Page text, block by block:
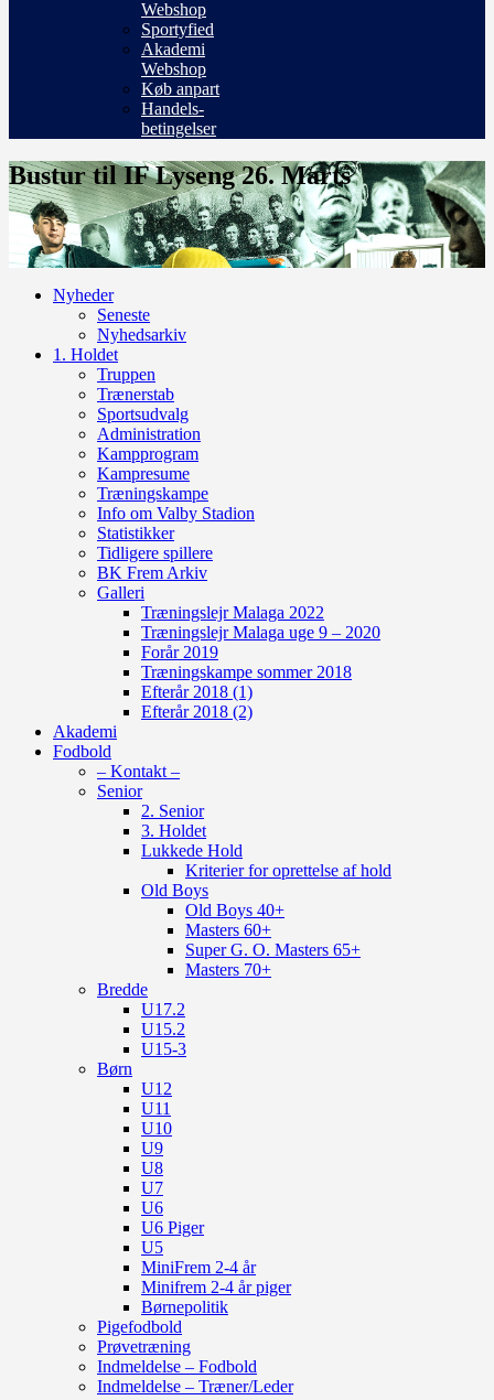
Webshop
Sportyfied
Akademi
Webshop
Køb anpart
Handels-
betingelser
Bustur til IF Lyseng 26. Marts
Nyheder
Seneste
Nyhedsarkiv
1. Holdet
Truppen
Trænerstab
Sportsudvalg
Administration
Kampprogram
Kampresume
Træningskampe
Info om Valby Stadion
Statistikker
Tidligere spillere
BK Frem Arkiv
Galleri
Træningslejr Malaga 2022
Træningslejr Malaga uge 9 – 2020
Forår 2019
Træningskampe sommer 2018
Efterår 2018 (1)
Efterår 2018 (2)
Akademi
Fodbold
– Kontakt –
Senior
2. Senior
3. Holdet
Lukkede Hold
Kriterier for oprettelse af hold
Old Boys
Old Boys 40+
Masters 60+
Super G. O. Masters 65+
Masters 70+
Bredde
U17.2
U15.2
U15-3
Børn
U12
U11
U10
U9
U8
U7
U6
U6 Piger
U5
MiniFrem 2-4 år
Minifrem 2-4 år piger
Børnepolitik
Pigefodbold
Prøvetræning
Indmeldelse – Fodbold
Indmeldelse – Træner/Leder